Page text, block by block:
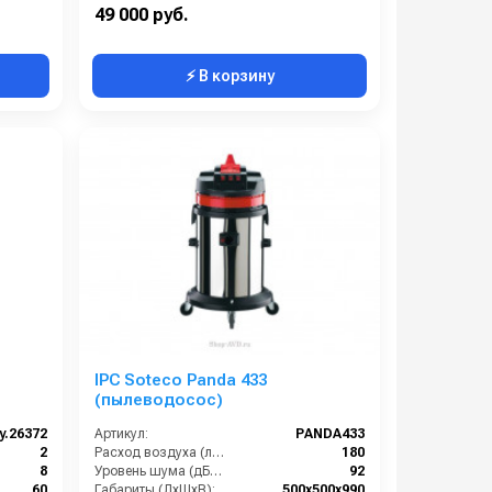
49 000 руб.
⚡ В корзину
2
8
IPC Soteco Panda 433
(пылеводосос)
Артикул:
PANDA433
Расход воздуха (л/сек):
180
Уровень шума (дБ(А)):
92